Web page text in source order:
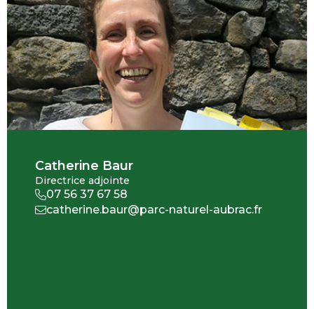
Catherine Baur
Directrice adjointe
07 56 37 67 58
catherine.baur@parc-naturel-aubrac.fr